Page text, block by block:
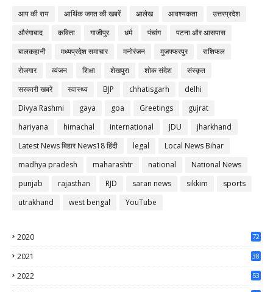
आप की राय आर्थिक जगत की खबरें आलेख आवश्यकता
उत्तरप्रदेश
औरंगाबाद
कविता गाजीपुर धर्म पंचांग
पटना और आसपास
बालकहानी
मध्यप्रदेश समाचार मनोरंजन मुजफ्फरपुर
राशिफल
रोजगार
व्यंजन शिक्षा शेखपुरा शोक संदेश
संस्कृत
सरकारी खबरें
स्वास्थ्य BJP chhatisgarh
delhi
Divya Rashmi
gaya goa Greetings
gujrat
hariyana
himachal international JDU
jharkhand
Latest News बिहार News18 हिंदी
legal
Local News Bihar
madhya pradesh
maharashtr national
National News
punjab
rajasthan RJD saran news sikkim
sports
utrakhand
west bengal YouTube
2020
72
2021
38
2022
53